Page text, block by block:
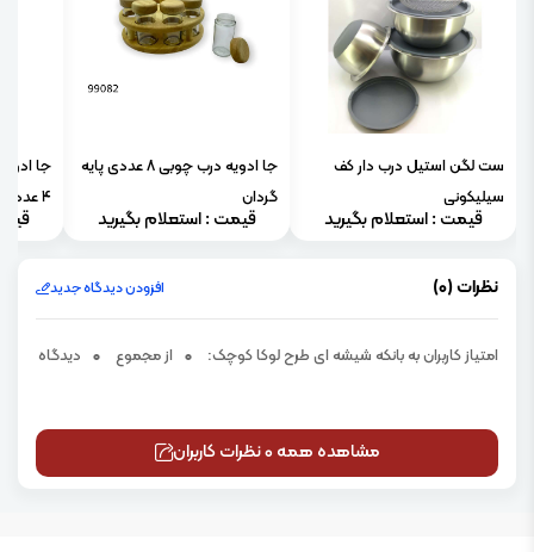
ست لگن استیل درب دار کف
سیلیکونی
قیمت : استعلام بگیرید
جا ادویه درب چوبی 8 عددی پایه
گردان
قیمت : استعلام بگیرید
جا
4 عددی)
نظرات (0) افزودن دیدگاه جدید
امتیاز کاربران به بانکه شیشه ای طرح لوکا کوچک: 0 از مجموع 0 دیدگاه
مشاهده همه 0 نظرات کاربران